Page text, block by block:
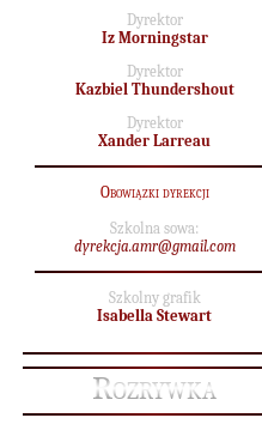
Dyrektor
Iz Morningstar
Dyrektor
Kazbiel Thundershout
Dyrektor
Xander Larreau
Obowiązki dyrekcji
Szkolna sowa:
dyrekcja.amr@gmail.com
Szkolny grafik
Isabella Stewart
Rozrywka